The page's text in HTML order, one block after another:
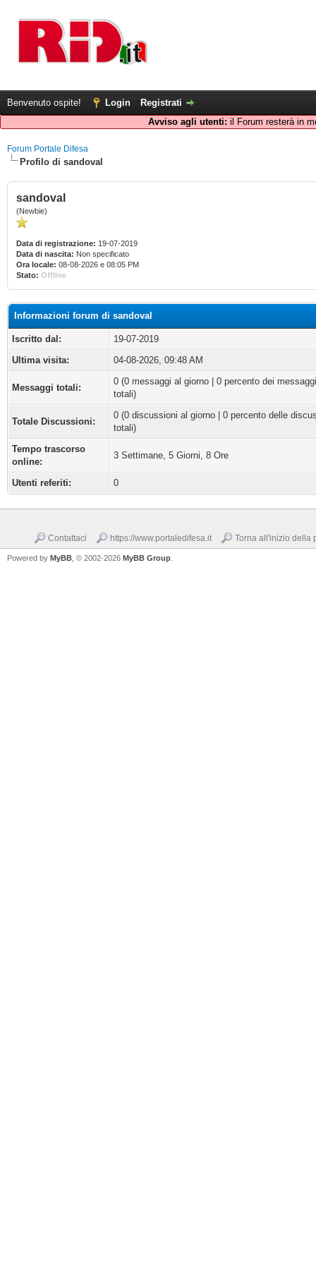
Benvenuto ospite! Login
Registrati
Avviso agli utenti: il Forum resterà in
Forum Portale Difesa
Profilo di sandoval
sandoval
(Newbie)
Data di registrazione: 19-07-2019
Data di nascita: Non specificato
Ora locale: 08-08-2026 e 08:05 PM
Stato: Offline
Informazioni forum di sandoval
Iscritto dal:
19-07-2019
Ultima visita:
04-08-2026, 09:48 AM
Messaggi totali:
0 (0 messaggi al giorno | 0 percento dei messaggi
totali)
Totale Discussioni:
0 (0 discussioni al giorno | 0 percento delle
totali)
Tempo trascorso
online:
3 Settimane, 5 Giorni, 8 Ore
Utenti referiti: 0
Contattaci https://www.portaledifesa.it Torna all'inizio della
Powered by MyBB , © 2002-2026 MyBB Group